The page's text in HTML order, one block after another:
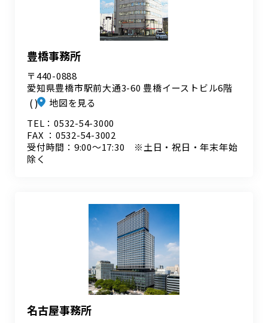
豊橋事務所
〒440-0888
愛知県豊橋市駅前大通3-60 豊橋イーストビル6階
地図を見る
TEL：0532-54-3000
FAX ：0532-54-3002
受付時間：9:00～17:30 ※土日・祝日・年末年始
除く
名古屋事務所